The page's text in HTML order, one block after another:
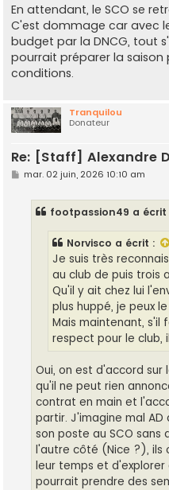
En attendant, le SCO se
C'est dommage car avec
budget par la DNCG, tout
pourrait préparer la saison
conditions.
Tranquilou
Donateur
Re: [Staff] Alexandre
M
mar. 02 juin, 2026 10:10 am
footpassion49 a écrit
Norvisco a écrit :
Je suis très
au club de puis trois
Qu'il y ait chez lui
plus huppé, je peux
Mais maintenant, s'il
respect pour le club,
Oui, on est d'accord sur
qu'il ne peut rien
contrat en main et
partir. J'imagine mal
son poste au SCO sans
l'autre côté (Nice ?), ils
leur temps et
pourrait prendre des